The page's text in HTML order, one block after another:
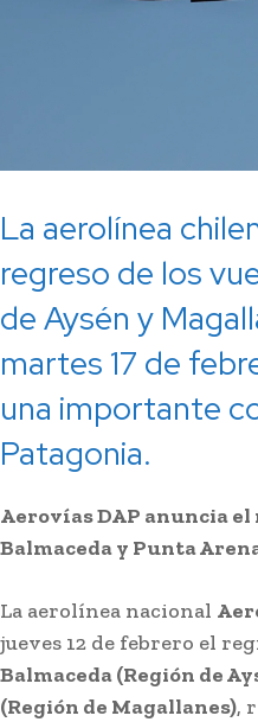
La aerolínea
regreso de los
de Aysén y
martes 17 de
una importante
Patagonia.
Aerovías DAP anuncia
Balmaceda y Punta
La aerolínea nacional
jueves 12 de febrero el
Balmaceda (Región de
(Región de Magallanes),